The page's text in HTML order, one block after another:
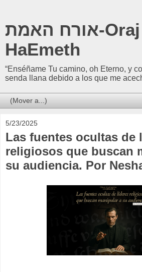
אורח האמת-Oraj
HaEmeth
“Enséñame Tu camino, oh Eterno, y
senda llana debido a los que me
5/23/2025
Las fuentes ocultas de
religiosos que buscan
su audiencia. Por